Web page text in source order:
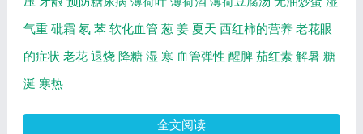
气重 砒霜 氡 苯 软化血管 葱 姜 夏天 西红柿的营养 老花眼
的症状 老花 退烧 降糖 湿 寒 血管弹性 醒脾 茄红素 解暑 糖
涎 寒热
全文阅读